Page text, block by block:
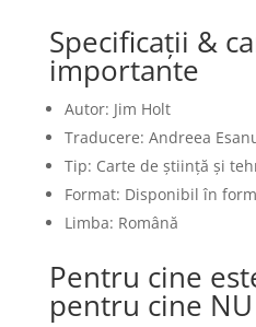
Specificații &
importante
Autor: Jim Holt
Traducere: Andreea
Tip: Carte de știință și
Format: Disponibil în
Limba: Română
Pentru cine
pentru cine